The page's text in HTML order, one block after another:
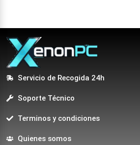
Servicio de Recogida 24h
Soporte Técnico
Terminos y condiciones
Quienes somos